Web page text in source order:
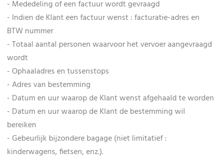
- Mededeling of een factuur wordt gevraagd
- Indien de Klant een factuur wenst : facturatie-adres en
BTW nummer
- Totaal aantal personen waarvoor het vervoer aangevraagd
wordt
- Ophaaladres en tussenstops
- Adres van bestemming
- Datum en uur waarop de Klant wenst afgehaald te worden
- Datum en uur waarop de Klant de bestemming wil
bereiken
- Gebeurlijk bijzondere bagage (niet limitatief :
kinderwagens, fietsen, enz.).